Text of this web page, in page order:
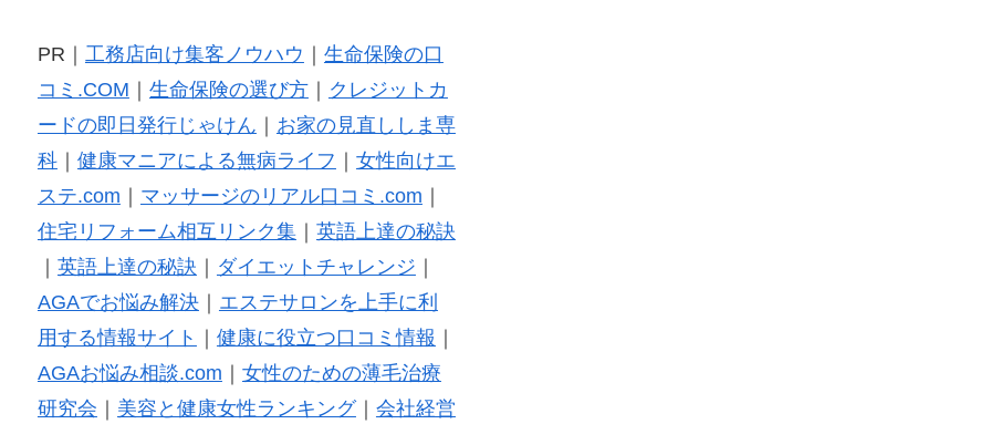
PR｜ 工務店向け集客ノウハウ
生命保険の口
コミ.COM
生命保険の選び方｜
クレジットカ
ードの即日発行じゃけん
お家の見直ししま専
科｜ 健康マニアによる無病ライフ
女性向けエ
ステ.com
マッサージのリアル口コミ.com
住宅リフォーム相互リンク集｜ 英語上達の秘訣
英語上達の秘訣 ダイエットチャレンジ
AGAでお悩み解決｜ エステサロンを上手に利
用する情報サイト
健康に役立つ口コミ情報
AGAお悩み相談.com
女性のための薄毛治療
研究会
美容と健康女性ランキング｜ 会社経営